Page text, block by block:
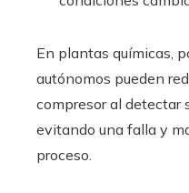
En plantas químicas,
autónomos pueden
compresor al detectar
evitando una falla y
proceso.